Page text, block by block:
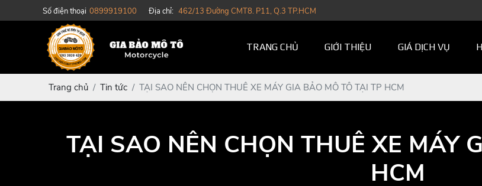
Số điện thoại 0899919100 Địa chỉ: 462/13 Đường CMT8. P11, Q.3 TP.HCM
TRANG CHỦ GIỚI THIỆU GIÁ DỊCH VỤ
Trang chủ Tin tức TẠI SAO NÊN CHỌN THUÊ XE MÁY GIA BẢO MÔ TÔ TẠI TP HCM
TẠI SAO NÊN CHỌN THUÊ XE MÁY
HCM